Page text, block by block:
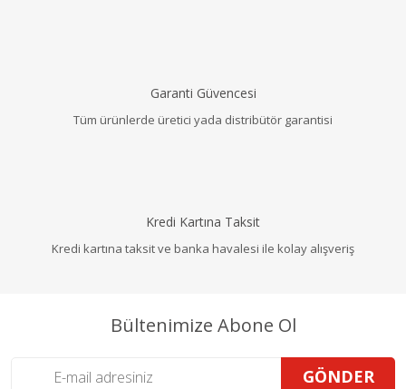
Garanti Güvencesi
Tüm ürünlerde üretici yada distribütör garantisi
Kredi Kartına Taksit
Kredi kartına taksit ve banka havalesi ile kolay alışveriş
Bültenimize Abone Ol
GÖNDER